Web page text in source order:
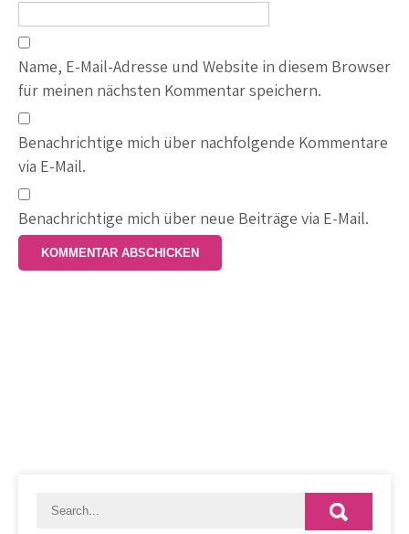
Name, E-Mail-Adresse und Website in diesem Browser
für meinen nächsten Kommentar speichern.
Benachrichtige mich über nachfolgende Kommentare
via E-Mail.
Benachrichtige mich über neue Beiträge via E-Mail.